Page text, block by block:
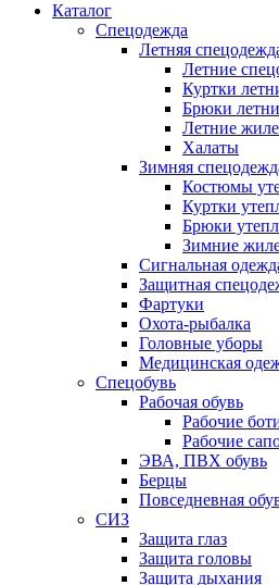
Каталог
Спецодежда
Летняя
Летние
Куртки
Брюки
Летние
Халаты
Зимняя
Костюмы
Куртки
Брюки
Зимние
Сигнальная
Защитная
Фартуки
Охота-рыбалка
Головные уборы
Медицинская
Спецобувь
Рабочая обувь
Рабочие
Рабочие
ЭВА, ПВХ обувь
Берцы
Повседневная
СИЗ
Защита глаз
Защита головы
Защита дыхания